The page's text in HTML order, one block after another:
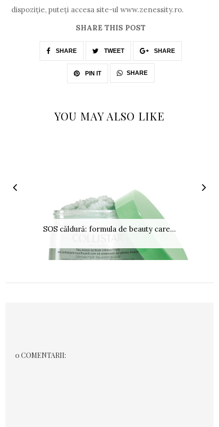
dispoziție, puteți accesa site-ul www.zenessity.ro.
SHARE THIS POST
SHARE TWEET SHARE
PIN IT SHARE
YOU MAY ALSO LIKE
SOS căldură: formula de beauty care...
0 COMENTARII: